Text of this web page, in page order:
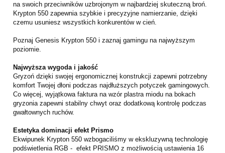
na swoich przeciwników uzbrojonym w najbardziej skuteczną broń.
Krypton 550 zapewnia szybkie i precyzyjne namierzanie, dzięki
czemu usuniesz wszystkich konkurentów w cień.
Poznaj Genesis Krypton 550 i zaznaj gamingu na najwyższym
poziomie.
Najwyższa wygoda i jakość
Gryzoń dzięki swojej ergonomicznej konstrukcji zapewni potrzebny
komfort Twojej dłoni podczas najdłuższych potyczek gamingowych.
Co więcej, wyjątkowa faktura na wzór plastra miodu na bokach
gryzonia zapewni stabilny chwyt oraz dodatkową kontrolę podczas
gwałtownych ruchów.
Estetyka dominacji efekt Prismo
Ekwipunek Krypton 550 wzbogaciliśmy w ekskluzywną technologię
podświetlenia RGB - efekt PRISMO z możliwością ustawienia 16